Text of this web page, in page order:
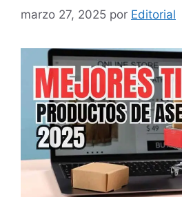
marzo 27, 2025 por Editorial